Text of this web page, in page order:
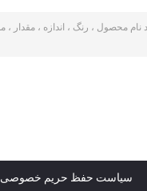
سیاست حفظ حریم خصوصی